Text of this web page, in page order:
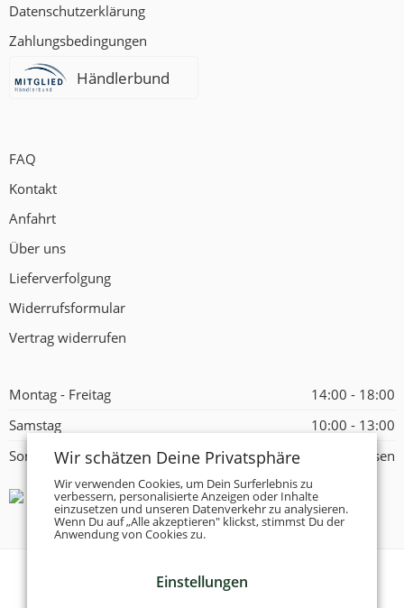
Datenschutzerklärung
Zahlungsbedingungen
Händlerbund
FAQ
Kontakt
Anfahrt
Über uns
Lieferverfolgung
Widerrufsformular
Vertrag widerrufen
Montag - Freitag
14:00 - 18:00
Samstag
10:00 - 13:00
Sonntag
Geschlossen
Tanzschuhe Otto München e.K.
Wir schätzen Deine Privatsphäre
Wir verwenden Cookies, um Dein Surferlebnis zu
verbessern, personalisierte Anzeigen oder Inhalte
einzusetzen und unseren Datenverkehr zu analysieren.
Wenn Du auf „Alle akzeptieren" klickst, stimmst Du der
Anwendung von Cookies zu.
Einstellungen